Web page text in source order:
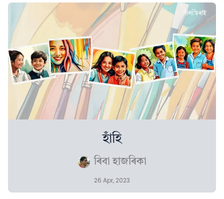
হাঁহি
ৰিবা হাজৰিকা
26 Apr, 2023